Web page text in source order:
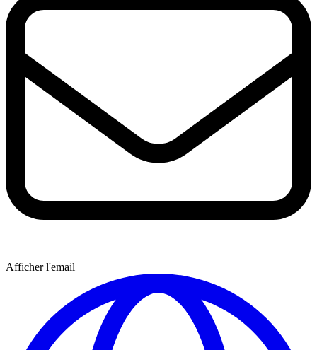
Afficher l'email